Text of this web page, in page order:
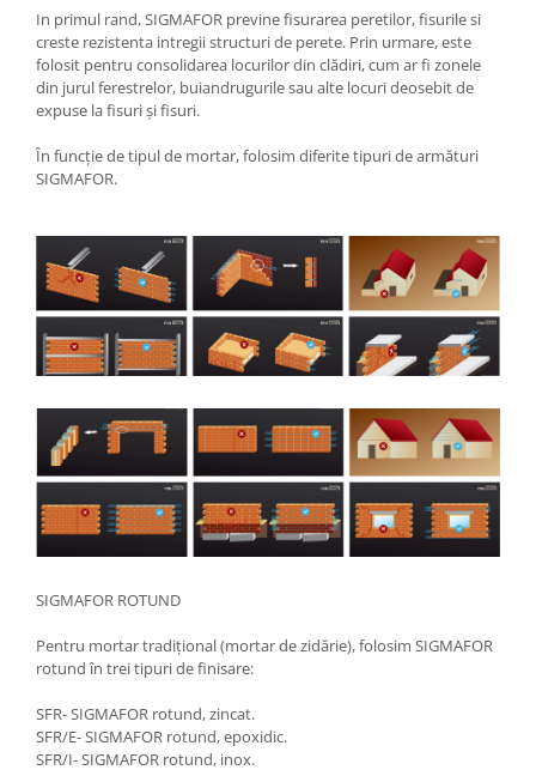
In primul rand, SIGMAFOR previne fisurarea peretilor, fisurile si
creste rezistenta intregii structuri de perete. Prin urmare, este
folosit pentru consolidarea locurilor din clădiri, cum ar fi zonele
din jurul ferestrelor, buiandrugurile sau alte locuri deosebit de
expuse la fisuri și fisuri.
În funcție de tipul de mortar, folosim diferite tipuri de armături
SIGMAFOR.
SIGMAFOR ROTUND
Pentru mortar tradițional (mortar de zidărie), folosim SIGMAFOR
rotund în trei tipuri de finisare:
SFR- SIGMAFOR rotund, zincat.
SFR/E- SIGMAFOR rotund, epoxidic.
SFR/I- SIGMAFOR rotund, inox.